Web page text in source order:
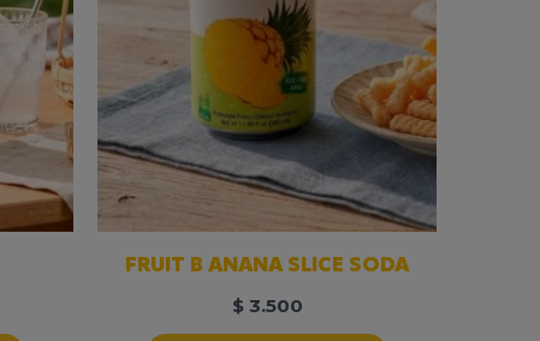
FRUIT B ANANA SLICE SODA
$3.500